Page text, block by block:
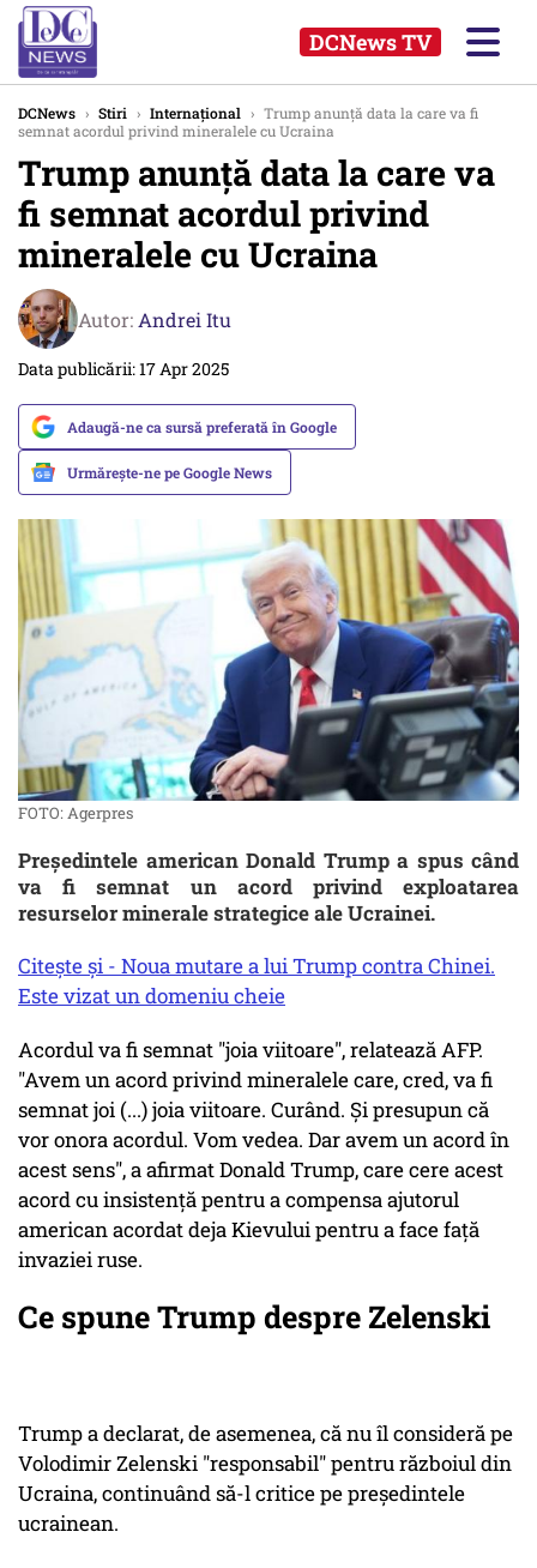
DCNews TV
DCNews › Stiri › Internațional › Trump anunță data la care va fi
semnat acordul privind mineralele cu Ucraina
Trump anunță data la care va
fi semnat acordul privind
mineralele cu Ucraina
Autor: Andrei Itu
Data publicării: 17 Apr 2025
Adaugă-ne ca sursă preferată în Google
Urmărește-ne pe Google News
FOTO: Agerpres
Preşedintele american Donald Trump a spus când
va fi semnat un acord privind exploatarea
resurselor minerale strategice ale Ucrainei.
Citește și - Noua mutare a lui Trump contra Chinei.
Este vizat un domeniu cheie
Acordul va fi semnat "joia viitoare", relatează AFP.
"Avem un acord privind mineralele care, cred, va fi
semnat joi (...) joia viitoare. Curând. Şi presupun că
vor onora acordul. Vom vedea. Dar avem un acord în
acest sens", a afirmat Donald Trump, care cere acest
acord cu insistenţă pentru a compensa ajutorul
american acordat deja Kievului pentru a face faţă
invaziei ruse.
Ce spune Trump despre Zelenski
Trump a declarat, de asemenea, că nu îl consideră pe
Volodimir Zelenski "responsabil" pentru războiul din
Ucraina, continuând să-l critice pe preşedintele
ucrainean.